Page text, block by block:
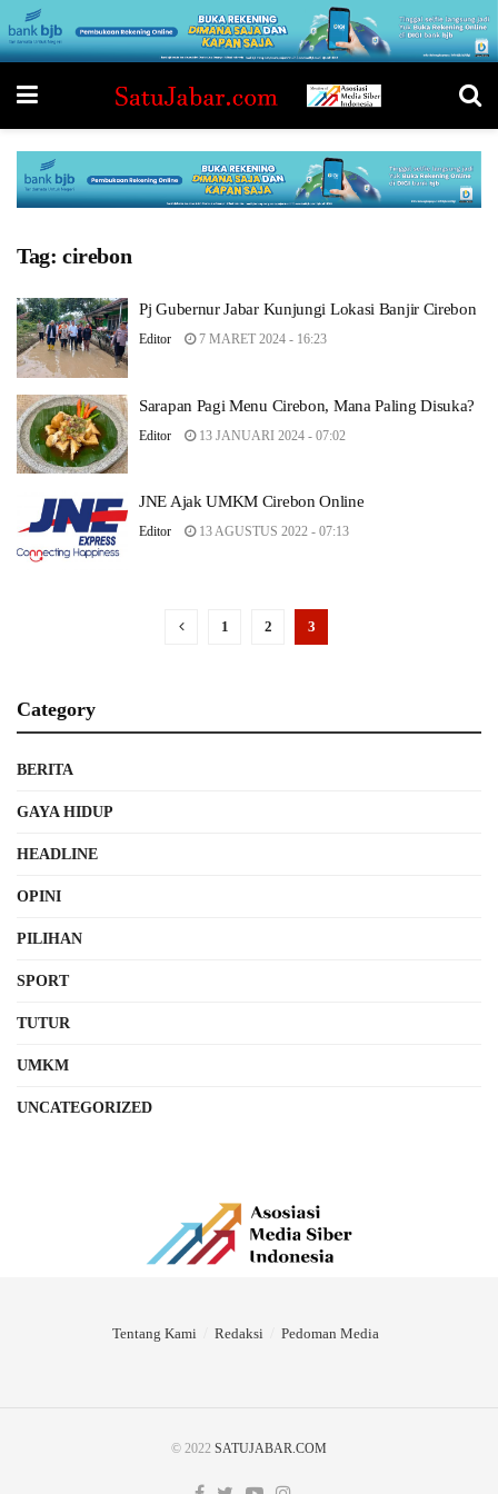
Tag: cirebon
Pj Gubernur Jabar Kunjungi Lokasi Banjir Cirebon
Editor 7 MARET 2024 - 16:23
Sarapan Pagi Menu Cirebon, Mana Paling Disuka?
Editor 13 JANUARI 2024 - 07:02
JNE Ajak UMKM Cirebon Online
Editor 13 AGUSTUS 2022 - 07:13
1 2 3
Category
BERITA
GAYA HIDUP
HEADLINE
OPINI
PILIHAN
SPORT
TUTUR
UMKM
UNCATEGORIZED
Tentang Kami Redaksi Pedoman Media
© 2022 SATUJABAR.COM